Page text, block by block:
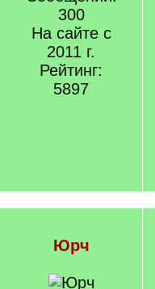
300
На сайте с
2011 г.
Рейтинг:
5897
Юрч